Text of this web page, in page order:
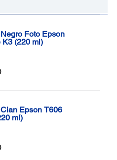
Foto Epson
(220 ml)
Epson T606
ml)